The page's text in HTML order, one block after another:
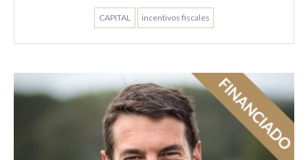
CAPITAL incentivos fiscales